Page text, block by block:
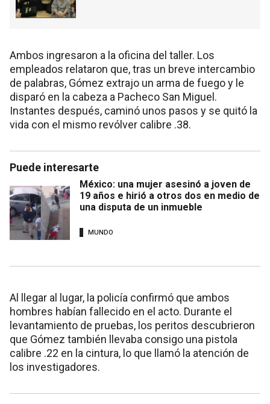
Ambos ingresaron a la oficina del taller. Los
empleados relataron que, tras un breve intercambio
de palabras, Gómez extrajo un arma de fuego y le
disparó en la cabeza a Pacheco San Miguel.
Instantes después, caminó unos pasos y se quitó la
vida con el mismo revólver calibre .38.
Puede interesarte
México: una mujer asesinó a joven de
19 años e hirió a otros dos en medio de
una disputa de un inmueble
MUNDO
Al llegar al lugar, la policía confirmó que ambos
hombres habían fallecido en el acto. Durante el
levantamiento de pruebas, los peritos descubrieron
que Gómez también llevaba consigo una pistola
calibre .22 en la cintura, lo que llamó la atención de
los investigadores.